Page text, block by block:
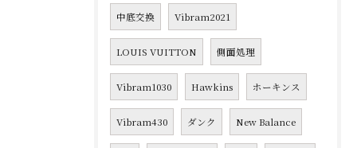
中底交換 Vibram2021
LOUIS VUITTON 側面処理
Vibram1030 Hawkins ホーキンス
Vibram430 ダンク New Balance